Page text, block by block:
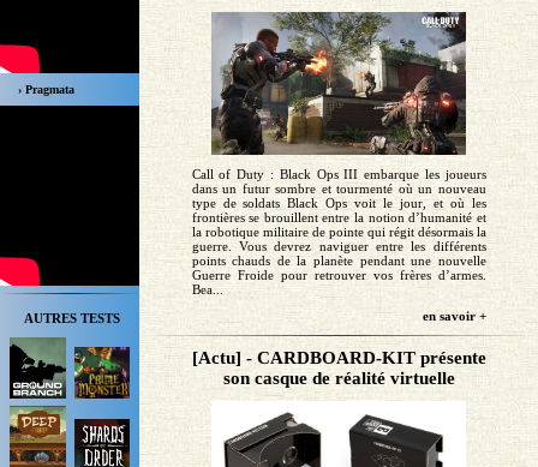
› Pragmata
AUTRES TESTS
Call of Duty : Black Ops III embarque les joueurs
dans un futur sombre et tourmenté où un nouveau
type de soldats Black Ops voit le jour, et où les
frontières se brouillent entre la notion d’humanité et
la robotique militaire de pointe qui régit désormais la
guerre. Vous devrez naviguer entre les différents
points chauds de la planète pendant une nouvelle
Guerre Froide pour retrouver vos frères d’armes.
Bea...
en savoir +
[Actu] - CARDBOARD-KIT présente
son casque de réalité virtuelle